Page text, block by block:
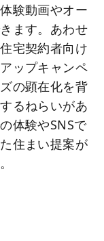
験動画やオー
ます。あわせ
宅契約者向け
ップキャンペ
の顕在化を背
るねらいがあ
体験やSNSで
住まい提案が